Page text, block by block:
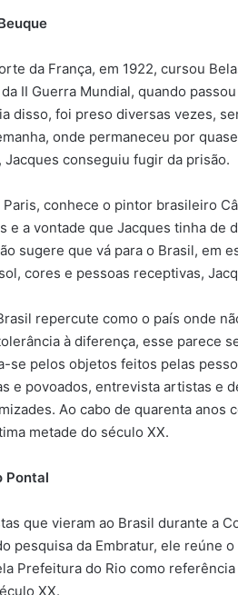
da França, em 1922, cursou
II Guerra Mundial, quando
disso, foi preso diversas vezes,
onde permaneceu por
conseguiu fugir da prisão.
conhece o pintor brasileiro
e a vontade que Jacques tinha de
sugere que vá para o Brasil, em
cores e pessoas receptivas,
repercute como o país onde
à diferença, esse parece
se pelos objetos feitos pelas
e povoados, entrevista artistas e
Ao cabo de quarenta
metade do século XX.
Pontal
que vieram ao Brasil durante a
pesquisa da Embratur, ele reúne
Prefeitura do Rio como
XX.